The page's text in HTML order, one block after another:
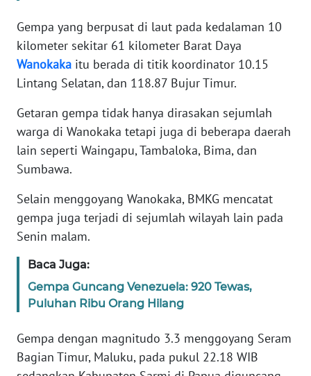
Gempa yang berpusat di laut pada kedalaman 10
kilometer sekitar 61 kilometer Barat Daya
Wanokaka itu berada di titik koordinator 10.15
Lintang Selatan, dan 118.87 Bujur Timur.
Getaran gempa tidak hanya dirasakan sejumlah
warga di Wanokaka tetapi juga di beberapa daerah
lain seperti Waingapu, Tambaloka, Bima, dan
Sumbawa.
Selain menggoyang Wanokaka, BMKG mencatat
gempa juga terjadi di sejumlah wilayah lain pada
Senin malam.
Baca Juga:
Gempa Guncang Venezuela: 920 Tewas,
Puluhan Ribu Orang Hilang
Gempa dengan magnitudo 3.3 menggoyang Seram
Bagian Timur, Maluku, pada pukul 22.18 WIB
IKLAN
TENTANG
PEDOMAN
SIBER
REDAKSI
KARIR
Wahana
Regional
WN
SUMUT